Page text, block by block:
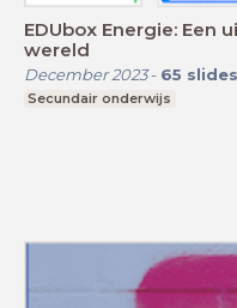
EDUbox Energie: Een
wereld
December 2023- 65 slides
Secundair onderwijs